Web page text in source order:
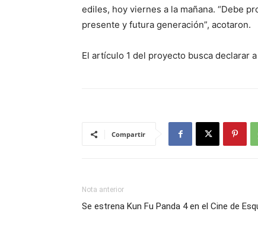
ediles, hoy viernes a la mañana. “Debe
presente y futura generación”, acotaron.
El artículo 1 del proyecto busca declarar
Compartir
Nota anterior
Se estrena Kun Fu Panda 4 en el Cine de